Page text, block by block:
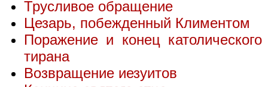
Трусливое обращение
Цезарь, побежденный Климентом
Поражение и конец католического
тирана
Возвращение иезуитов